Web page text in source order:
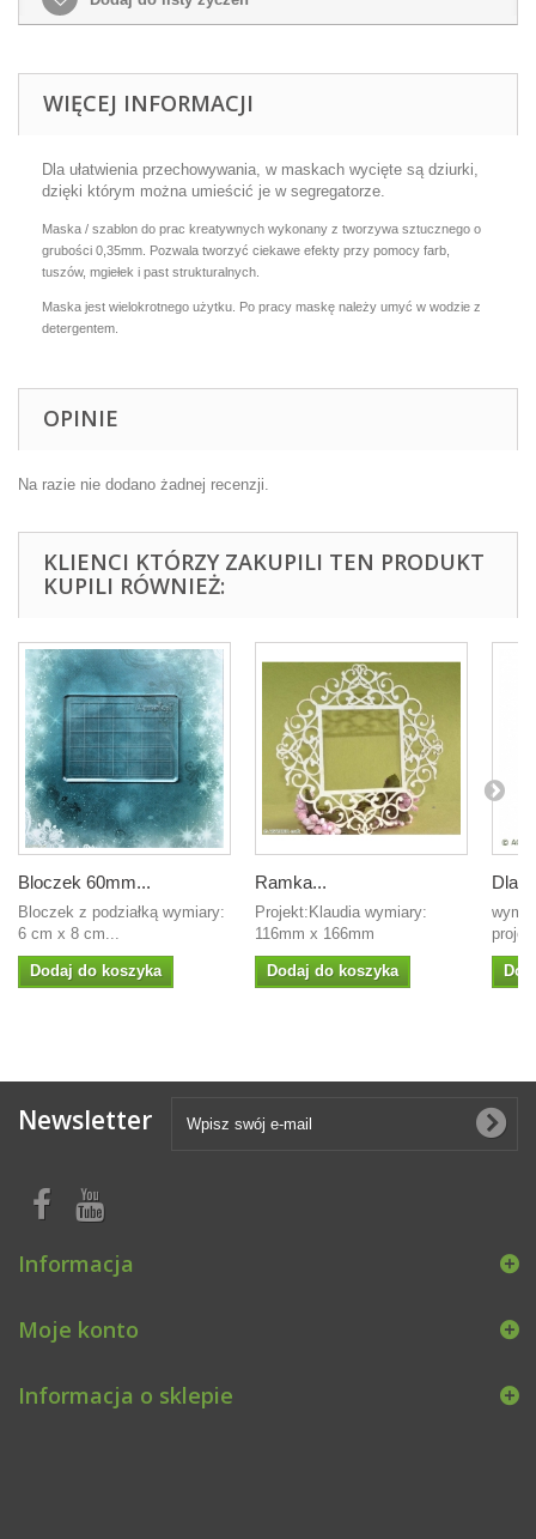
WIĘCEJ INFORMACJI
Dla ułatwienia przechowywania, w maskach wycięte są dziurki,
dzięki którym można umieścić je w segregatorze.
Maska / szablon do prac kreatywnych wykonany z tworzywa sztucznego o
grubości 0,35mm. Pozwala tworzyć ciekawe efekty przy pomocy farb,
tuszów, mgiełek i past strukturalnych.
Maska jest wielokrotnego użytku. Po pracy maskę należy umyć w wodzie z
detergentem.
OPINIE
Na razie nie dodano żadnej recenzji.
KLIENCI KTÓRZY ZAKUPILI TEN PRODUKT
KUPILI RÓWNIEŻ:
Bloczek 60mm...
Bloczek z podziałką wymiary:
6 cm x 8 cm...
Dodaj do koszyka
Ramka...
Projekt:Klaudia wymiary:
116mm x 166mm
Dodaj do koszyka
Dla
Newsletter
Informacja
Moje konto
Informacja o sklepie